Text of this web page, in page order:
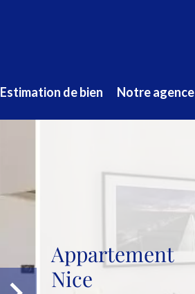
Estimation de bien Notre agence
Appartement
Nice